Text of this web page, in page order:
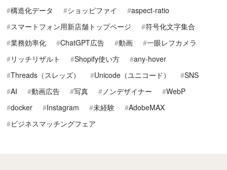
構造化データ
ショッピファイ
aspect-ratio
スマートフォン用新店舗トップページ
符号化文字集合
業務効率化
ChatGPT広告 動画
一眼レフカメラ
リッチリザルト
Shopify使い方
any-hover
Threads（スレッズ）
Unicode（ユニコード）
SNS
AI
動画広告 写真 ノンデザイナー
WebP
docker
Instagram 未経験
AdobeMAX
ビジネスマッチングフェア